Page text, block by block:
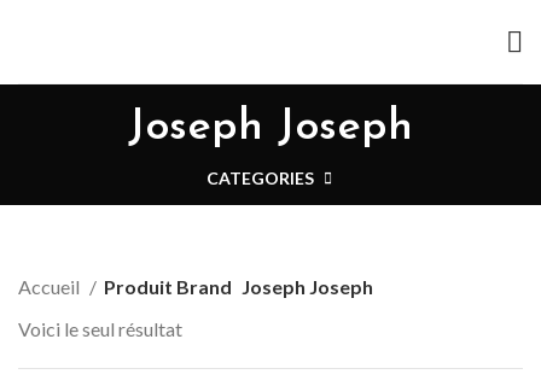
Joseph Joseph
CATEGORIES
Accueil Produit Brand Joseph Joseph
Voici le seul résultat